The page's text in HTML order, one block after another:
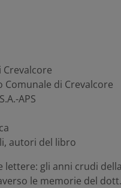
Crevalcore
Comunale di Crevalcore
APS
autori del libro
lettere: gli anni crudi della
le memorie del dott.